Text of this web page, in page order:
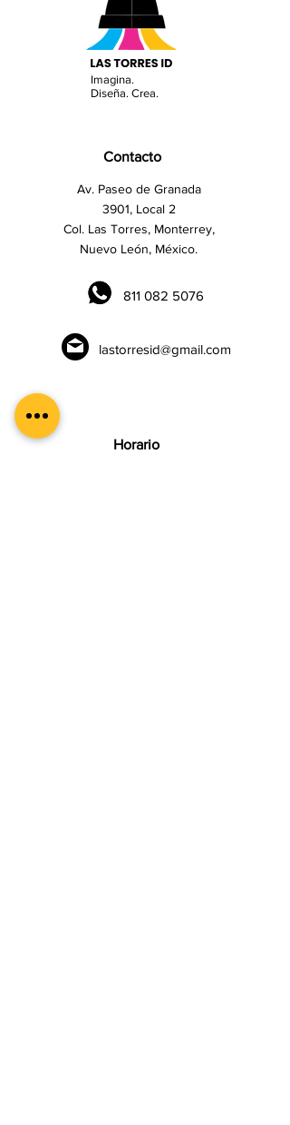
Imagina.
Diseña. Crea.
Contacto
Av. Paseo de Granada
3901, Local 2
Col. Las Torres, Monterrey,
Nuevo León, México.
811 082 5076
lastorresid@gmail.com
Horario